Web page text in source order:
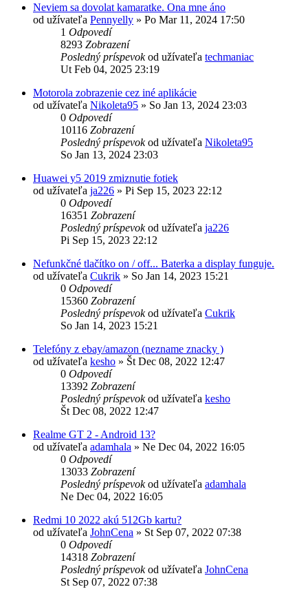
Neviem sa dovolat kamaratke. Ona mne áno
od užívateľa Pennyelly » Po Mar 11, 2024 17:50
1 Odpovedí
8293 Zobrazení
Posledný príspevokod užívateľa techmaniac
Ut Feb 04, 2025 23:19
Motorola zobrazenie cez iné aplikácie
od užívateľa Nikoleta95 » So Jan 13, 2024 23:03
0 Odpovedí
10116 Zobrazení
Posledný príspevokod užívateľa Nikoleta95
So Jan 13, 2024 23:03
Huawei y5 2019 zmiznutie fotiek
od užívateľa ja226 » Pi Sep 15, 2023 22:12
0 Odpovedí
16351 Zobrazení
Posledný príspevokod užívateľa ja226
Pi Sep 15, 2023 22:12
Nefunkčné tlačítko on / off... Baterka a display funguje.
od užívateľa Cukrik » So Jan 14, 2023 15:21
0 Odpovedí
15360 Zobrazení
Posledný príspevokod užívateľa Cukrik
So Jan 14, 2023 15:21
Telefóny z ebay/amazon (nezname znacky )
od užívateľa kesho » Št Dec 08, 2022 12:47
0 Odpovedí
13392 Zobrazení
Posledný príspevokod užívateľa kesho
Št Dec 08, 2022 12:47
Realme GT 2 - Android 13?
od užívateľa adamhala » Ne Dec 04, 2022 16:05
0 Odpovedí
13033 Zobrazení
Posledný príspevokod užívateľa adamhala
Ne Dec 04, 2022 16:05
Redmi 10 2022 akú 512Gb kartu?
od užívateľa JohnCena » St Sep 07, 2022 07:38
0 Odpovedí
14318 Zobrazení
Posledný príspevokod užívateľa JohnCena
St Sep 07, 2022 07:38